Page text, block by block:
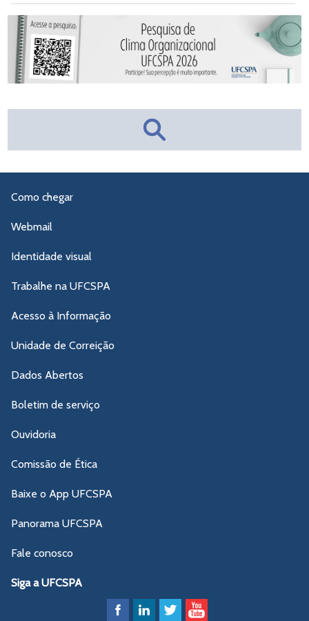
Como chegar
Webmail
Identidade visual
Trabalhe na UFCSPA
Acesso à Informação
Unidade de Correição
Dados Abertos
Boletim de serviço
Ouvidoria
Comissão de Ética
Baixe o App UFCSPA
Panorama UFCSPA
Fale conosco
Siga a UFCSPA